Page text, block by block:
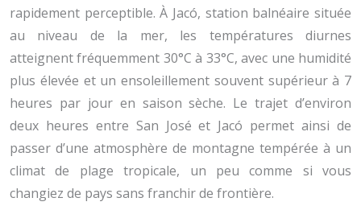
rapidement perceptible. À Jacó, station balnéaire située
au niveau de la mer, les températures diurnes
atteignent fréquemment 30°C à 33°C, avec une humidité
plus élevée et un ensoleillement souvent supérieur à 7
heures par jour en saison sèche. Le trajet d’environ
deux heures entre San José et Jacó permet ainsi de
passer d’une atmosphère de montagne tempérée à un
climat de plage tropicale, un peu comme si vous
changiez de pays sans franchir de frontière.